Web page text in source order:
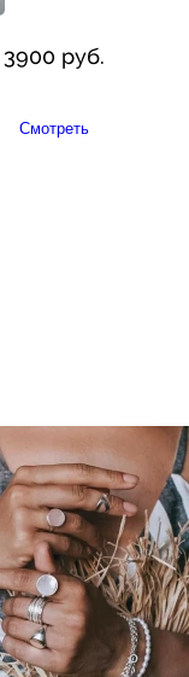
3900 руб.
Смотреть